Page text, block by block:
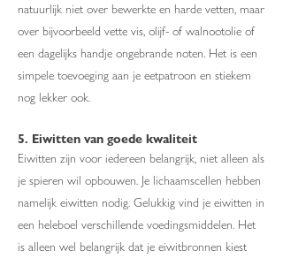
natuurlijk niet over bewerkte en harde vetten, maar
over bijvoorbeeld vette vis, olijf- of walnootolie of
een dagelijks handje ongebrande noten. Het is een
simpele toevoeging aan je eetpatroon en stiekem
nog lekker ook.
5. Eiwitten van goede kwaliteit
Eiwitten zijn voor iedereen belangrijk, niet alleen als
je spieren wil opbouwen. Je lichaamscellen hebben
namelijk eiwitten nodig. Gelukkig vind je eiwitten in
een heleboel verschillende voedingsmiddelen. Het
is alleen wel belangrijk dat je eiwitbronnen kiest